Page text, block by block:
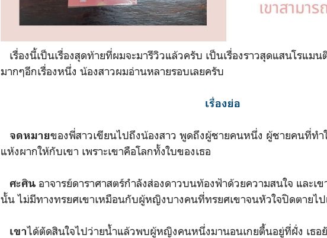
เรื่องนี้เป็นเรื่องสุดท้ายที่ผมจะมารีวิวแล้วครับ เป็นเรื่องราวสุดแสนโรแม
มากๆอีกเรื่องหนึ่ง น้องสาวผมอ่านหลายรอบเลยครับ
เรื่องย่อ
จดหมายของพี่สาวเขียนไปถึงน้องสาว พูดถึงผู้ชายคนหนึ่ง ผู้ชายคนที่ทำ
แห้งผากให้กับเขา เพราะเขาคือโลกทั้งใบของเธอ
ศะศินอาจารย์ดาราศาสตร์กำลังส่องดาวบนท้องฟ้าด้วยความสนใจ และเข
นั้น ไม่มีทางทรยศเขาเหมือนกับผู้หญิงบางคนที่ทรยศเขาจนหัวใจปิดตายไ
เขาได้ตัดสินใจไปว่ายน้ำแล้วพบผู้หญิงคนหนึ่งมานอนเกยตื้นอยู่ที่ฝั่ง เธอ